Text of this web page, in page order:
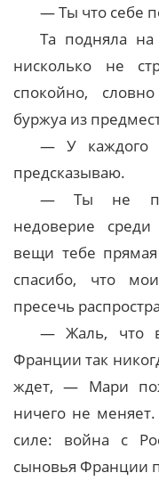
— Ты что себе
Та подняла
нисколько не
спокойно,
буржуа из
— У каждого
предсказываю.
— Ты не
недоверие
вещи тебе
спасибо, что
пресечь
— Жаль, что
Франции так
ждет, — Мари
ничего не меняет.
силе: война с
сыновья Франции